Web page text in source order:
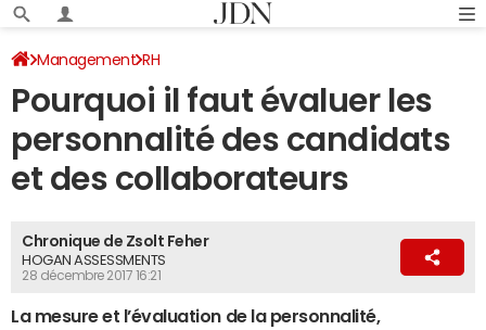
Management RH
Pourquoi il faut évaluer les
personnalité des candidats
et des collaborateurs
Chronique de Zsolt Feher
HOGAN ASSESSMENTS
28 décembre 2017 16:21
La mesure et l’évaluation de la personnalité,